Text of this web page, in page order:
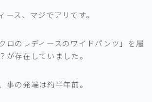
ース、マジでアリです。
ロのレディースのワイドパンツ」を履
が存在していました。
事の発端は約半年前。